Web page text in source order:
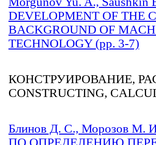
DEVELOPMENT OF THE
BACKGROUND OF
TECHNOLOGY (pp. 3-7)
КОНСТРУИРОВАНИЕ,
CONSTRUCTING,
Блинов Д. С., Морозов
ПО ОПРЕДЕЛЕНИЮ